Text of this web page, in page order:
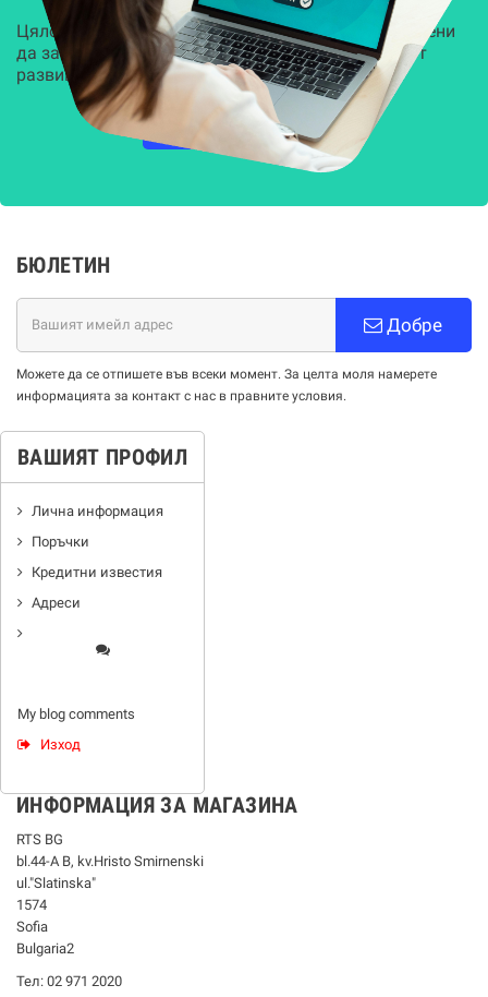
Цялостни, задвижвани от AI решения, предназначени
да защитят всеки слой на вашата организация от
развиващите се киберзаплахи.
НАУЧЕТЕ ПОВЕЧЕ
БЮЛЕТИН
Добре
Можете да се отпишете във всеки момент. За целта моля намерете
информацията за контакт с нас в правните условия.
ВАШИЯТ ПРОФИЛ
Лична информация
Поръчки
Кредитни известия
Адреси
My blog comments
Изход
ИНФОРМАЦИЯ ЗА МАГАЗИНА
RTS BG
bl.44-А В, kv.Hristo Smirnenski
ul."Slatinska"
1574
Sofia
Bulgaria2
Тел: 02 971 2020